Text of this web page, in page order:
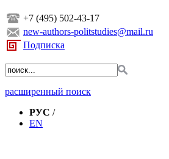
+7 (495) 502-43-17
new-authors-politstudies@mail.ru
Подписка
расширенный поиск
РУС /
EN